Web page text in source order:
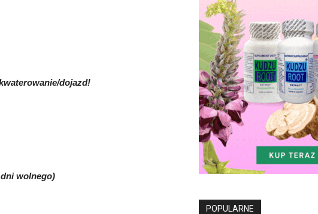
dojazd!
wolnego)
POPULARNE